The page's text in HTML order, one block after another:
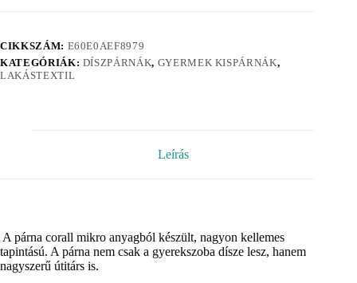
CIKKSZÁM: E60E0AEF8979
KATEGÓRIÁK: DÍSZPÁRNÁK, GYERMEK KISPÁRNÁK,
LAKÁSTEXTIL
Leírás
A párna corall mikro anyagból készült, nagyon kellemes
tapintású. A párna nem csak a gyerekszoba dísze lesz, hanem
nagyszerű útitárs is.